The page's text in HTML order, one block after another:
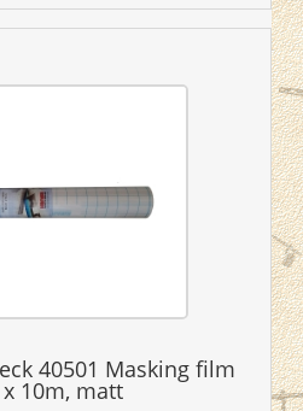
40501 Masking film
10m, matt